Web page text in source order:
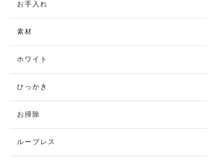
お手入れ
素材
ホワイト
ひっかき
お掃除
ループレス